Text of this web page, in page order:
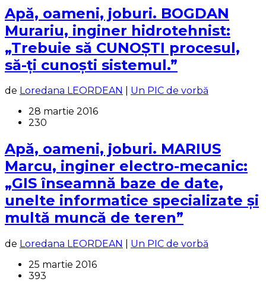
Apă, oameni, joburi. BOGDAN
Murariu, inginer hidrotehnist:
„Trebuie să CUNOȘTI procesul,
să-ți cunoști sistemul.”
de Loredana LEORDEAN
Un PIC de vorbă
28 martie 2016
230
Apă, oameni, joburi. MARIUS
Marcu, inginer electro-mecanic:
„GIS înseamnă baze de date,
unelte informatice specializate și
multă muncă de teren”
de Loredana LEORDEAN
Un PIC de vorbă
25 martie 2016
393